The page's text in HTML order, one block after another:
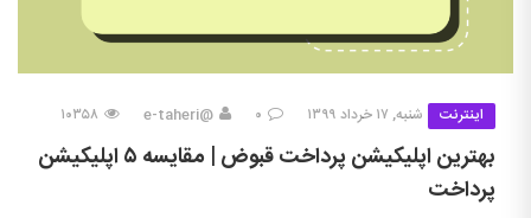
اینترنت شنبه, ۱۷ خرداد ۱۳۹۹ ۰ @e-taheri ۱۰۳۵۸
بهترین اپلیکیشن پرداخت قبوض | مقایسه ۵ اپلیکیشن
پرداخت